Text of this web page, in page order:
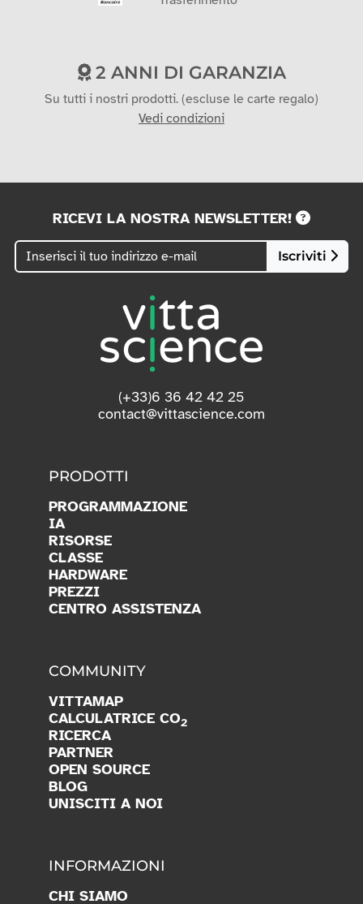
2 ANNI DI GARANZIA
Su tutti i nostri prodotti. (escluse le carte regalo)
Vedi condizioni
RICEVI LA NOSTRA NEWSLETTER!
Iscriviti
(+33)6 36 42 42 25
contact@vittascience.com
PRODOTTI
PROGRAMMAZIONE
IA
RISORSE
CLASSE
HARDWARE
PREZZI
CENTRO ASSISTENZA
COMMUNITY
VITTAMAP
CALCULATRICE CO2
RICERCA
PARTNER
OPEN SOURCE
BLOG
UNISCITI A NOI
INFORMAZIONI
CHI SIAMO